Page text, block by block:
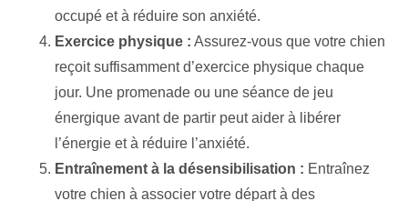
occupé et à réduire son anxiété.
Exercice physique : Assurez-vous que votre chien
reçoit suffisamment d’exercice physique chaque
jour. Une promenade ou une séance de jeu
énergique avant de partir peut aider à libérer
l’énergie et à réduire l’anxiété.
Entraînement à la désensibilisation : Entraînez
votre chien à associer votre départ à des